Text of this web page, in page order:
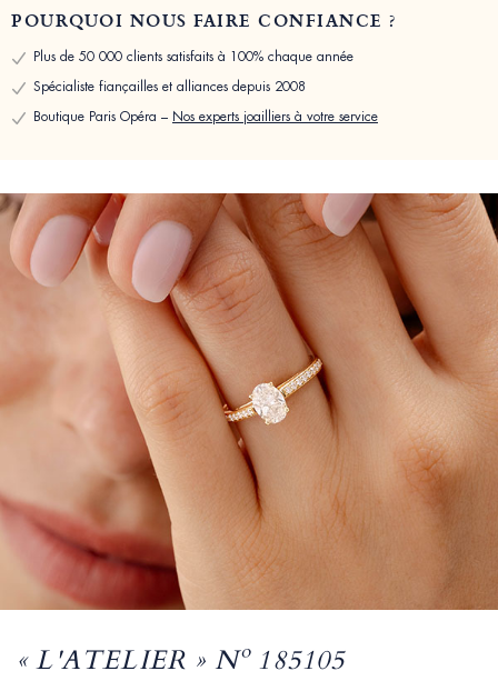
POURQUOI NOUS FAIRE CONFIANCE ?
Plus de 50 000 clients satisfaits à 100% chaque année
Spécialiste fiançailles et alliances depuis 2008
Boutique Paris Opéra – Nos experts joailliers à votre service
« L'ATELIER » Nº 185105